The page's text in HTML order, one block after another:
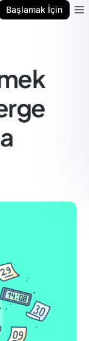
Başlamak İçin